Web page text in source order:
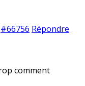
#66756 Répondre
comment